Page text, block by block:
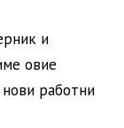
и
овие
работни